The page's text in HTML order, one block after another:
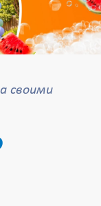
своими